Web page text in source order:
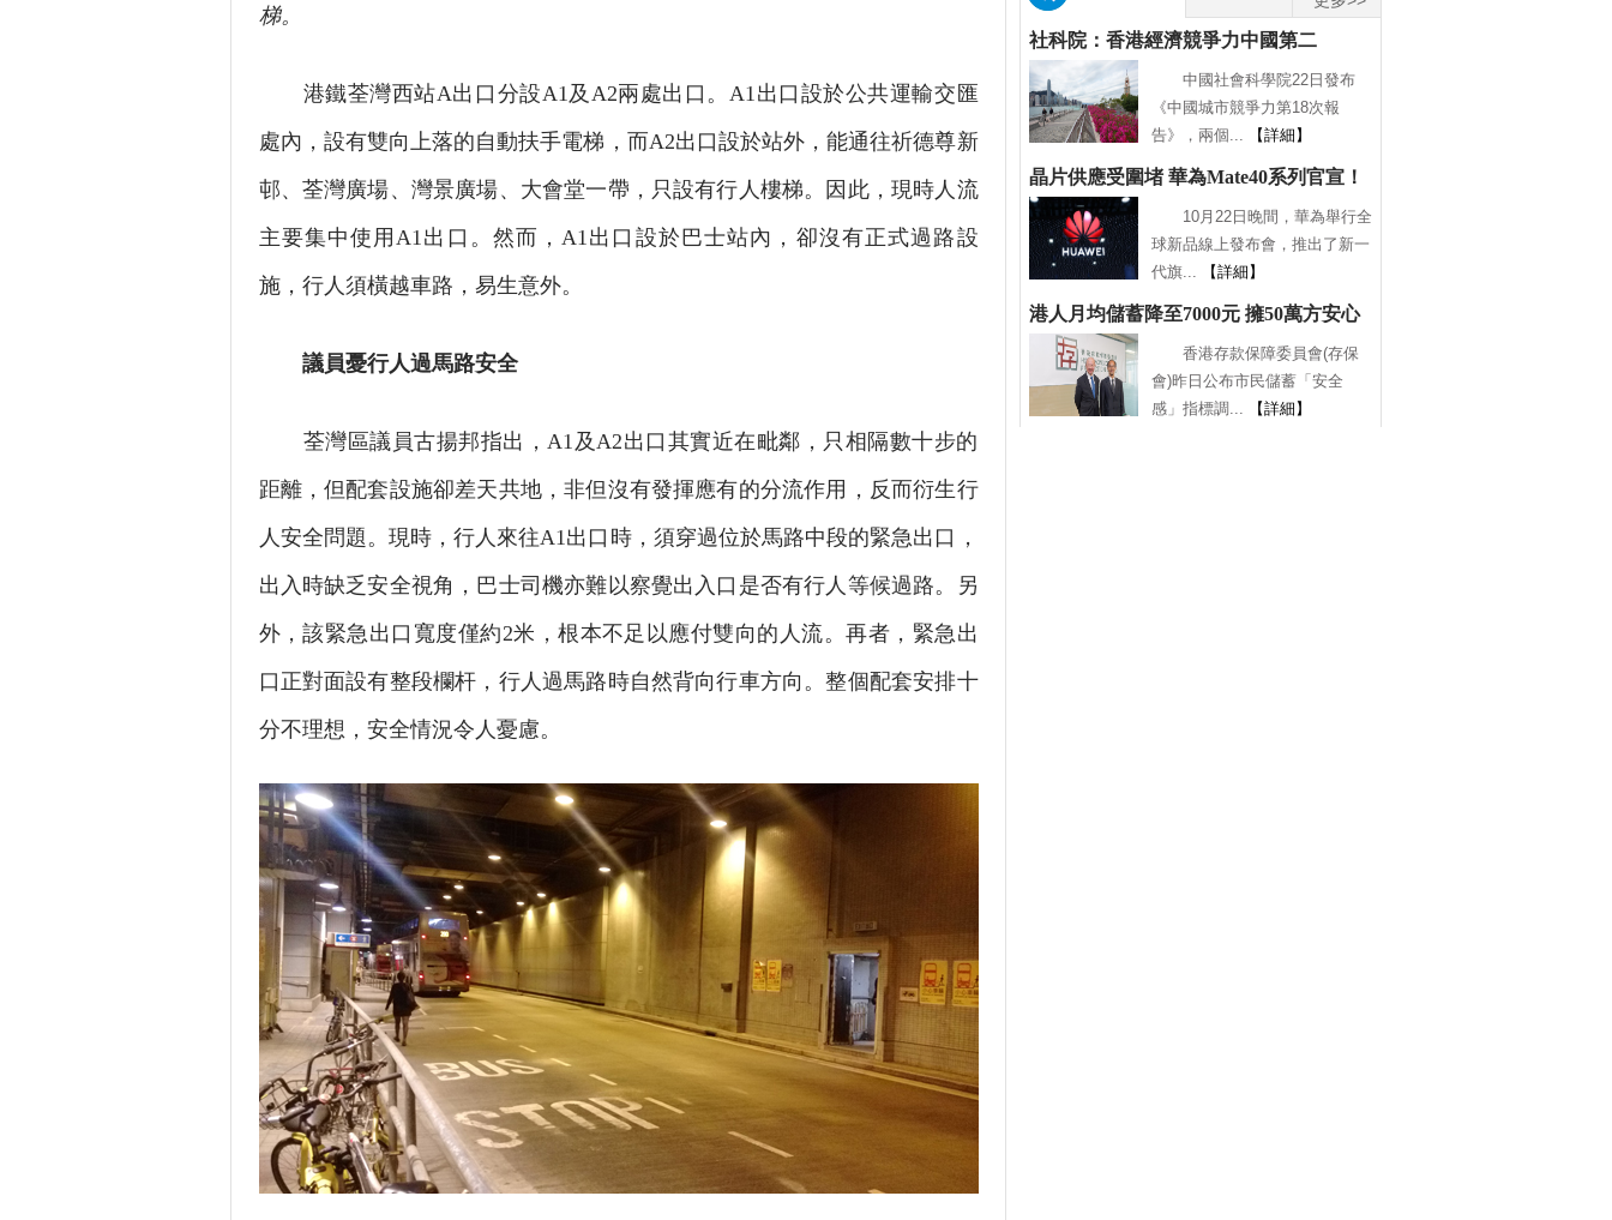
梯。
港鐵荃灣西站A出口分設A1及A2兩處出口。A1出口設於公共運輸交匯
處內，設有雙向上落的自動扶手電梯，而A2出口設於站外，能通往祈德尊新
邨、荃灣廣場、灣景廣場、大會堂一帶，只設有行人樓梯。因此，現時人流
主要集中使用A1出口。然而，A1出口設於巴士站內，卻沒有正式過路設
施，行人須橫越車路，易生意外。
議員憂行人過馬路安全
荃灣區議員古揚邦指出，A1及A2出口其實近在毗鄰，只相隔數十步的
距離，但配套設施卻差天共地，非但沒有發揮應有的分流作用，反而衍生行
人安全問題。現時，行人來往A1出口時，須穿過位於馬路中段的緊急出口，
出入時缺乏安全視角，巴士司機亦難以察覺出入口是否有行人等候過路。另
外，該緊急出口寬度僅約2米，根本不足以應付雙向的人流。再者，緊急出
口正對面設有整段欄杆，行人過馬路時自然背向行車方向。整個配套安排十
分不理想，安全情況令人憂慮。